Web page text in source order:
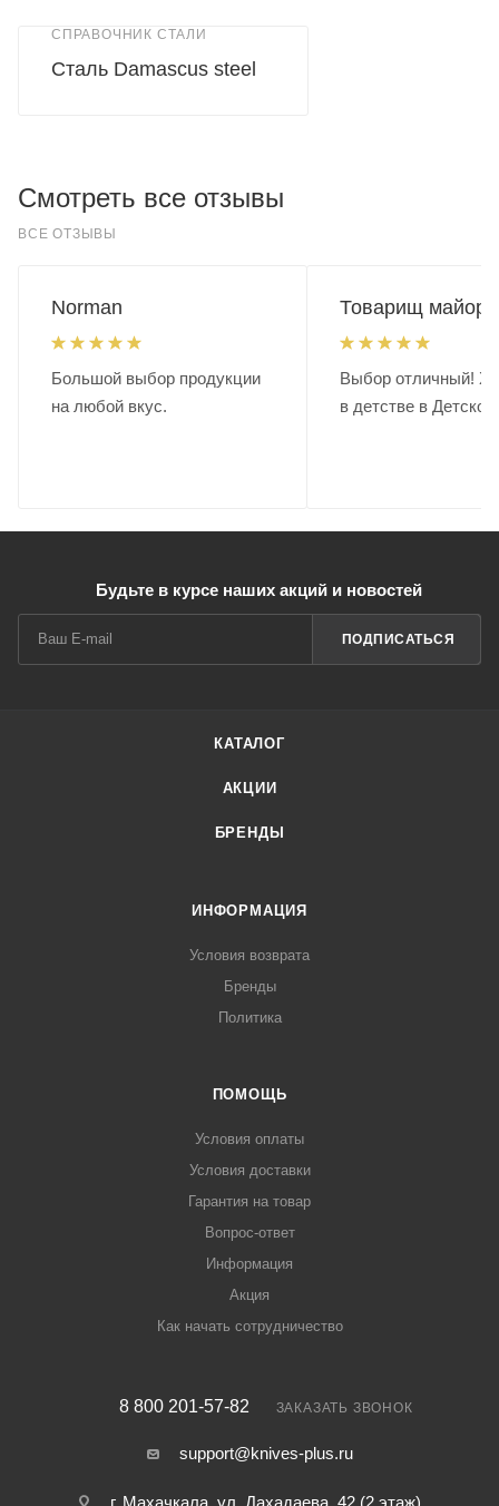
СПРАВОЧНИК СТАЛИ
Сталь Damascus steel
Смотреть все отзывы
ВСЕ ОТЗЫВЫ
Norman
Большой выбор продукции
на любой вкус.
Товарищ майор.
Выбор отличный!
в детстве в
Будьте в курсе наших акций и новостей
ПОДПИСАТЬСЯ
КАТАЛОГ
АКЦИИ
БРЕНДЫ
ИНФОРМАЦИЯ
Условия возврата
Бренды
Политика
ПОМОЩЬ
Условия оплаты
Условия доставки
Гарантия на товар
Вопрос-ответ
Информация
Акция
Как начать сотрудничество
8 800 201-57-82 ЗАКАЗАТЬ ЗВОНОК
support@knives-plus.ru